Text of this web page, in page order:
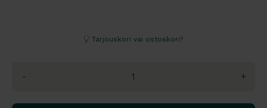
Tarjouskori vai ostoskori?
- +